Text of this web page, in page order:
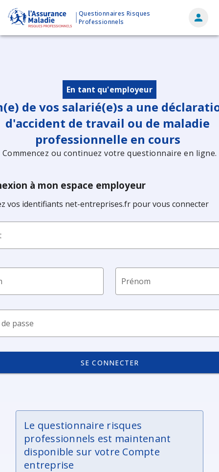
Questionnaires Risques
Professionnels
En tant qu'employeur
de vos salarié(e)s a une
d'accident de travail ou de maladie
professionnelle en cours
Commencez ou continuez votre questionnaire en ligne.
à mon espace employeur
vos identifiants net-entreprises.fr pour vous connecter
Prénom
passe
SE CONNECTER
Le questionnaire risques
professionnels est maintenant
disponible sur votre Compte
entreprise